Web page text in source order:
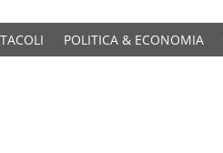
POLITICA & ECONOMIA